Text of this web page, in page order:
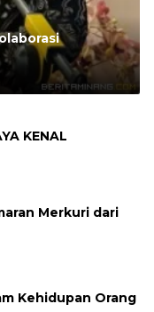
KENAL
Merkuri dari
Kehidupan Orang